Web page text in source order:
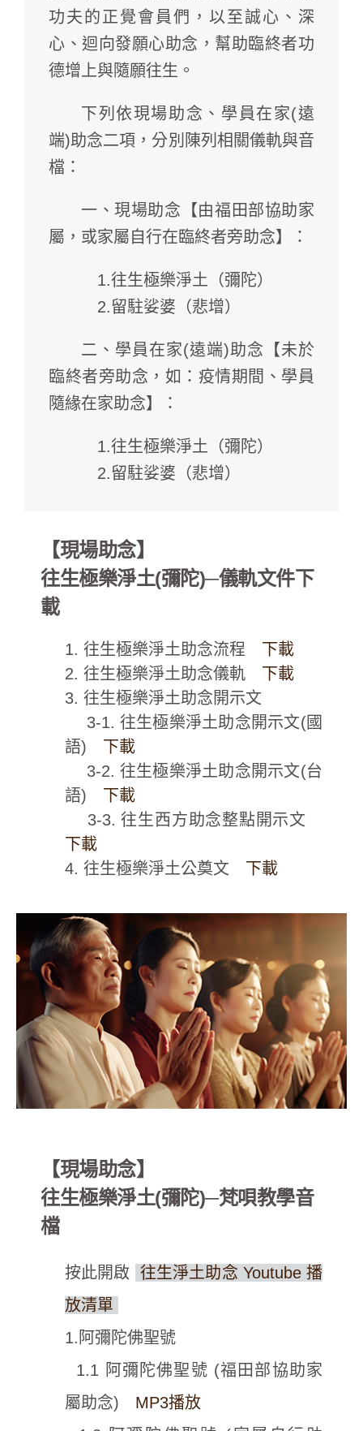
功夫的正覺會員們，以至誠心、深
心、迴向發願心助念，幫助臨終者功
德增上與隨願往生。
下列依現場助念、學員在家(遠
端)助念二項，分別陳列相關儀軌與音
檔：
一、現場助念【由福田部協助家
屬，或家屬自行在臨終者旁助念】：
1.往生極樂淨土（彌陀）
2.留駐娑婆（悲增）
二、學員在家(遠端)助念【未於
臨終者旁助念，如：疫情期間、學員
隨緣在家助念】：
1.往生極樂淨土（彌陀）
2.留駐娑婆（悲增）
【現場助念】
往生極樂淨土(彌陀)─儀軌文件下
載
1. 往生極樂淨土助念流程 下載
2. 往生極樂淨土助念儀軌 下載
3. 往生極樂淨土助念開示文
3-1. 往生極樂淨土助念開示文(國
語) 下載
3-2. 往生極樂淨土助念開示文(台
語) 下載
3-3. 往生西方助念整點開示文
下載
4. 往生極樂淨土公奠文 下載
【現場助念】
往生極樂淨土(彌陀)─梵唄教學音
檔
按此開啟 往生淨土助念 Youtube 播
放清單
1.阿彌陀佛聖號
1.1 阿彌陀佛聖號 (福田部協助家
屬助念) MP3播放